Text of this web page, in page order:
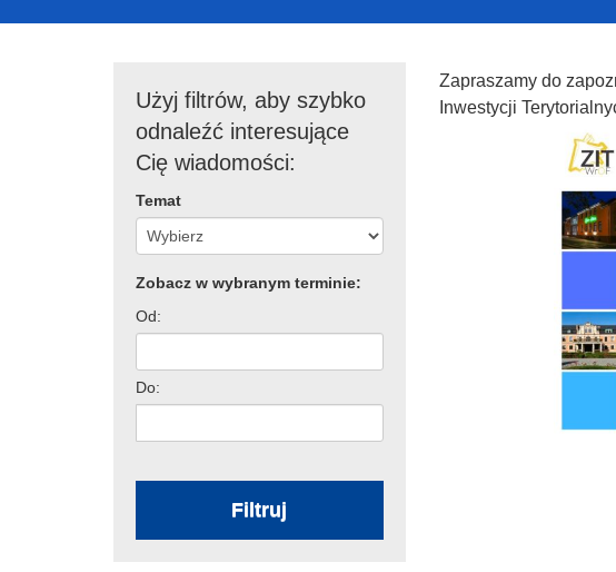
Użyj filtrów, aby szybko
odnaleźć interesujące
Cię wiadomości:
Temat
Zobacz w wybranym terminie:
Od:
Do:
Filtruj
Zapraszamy do
Inwestycji